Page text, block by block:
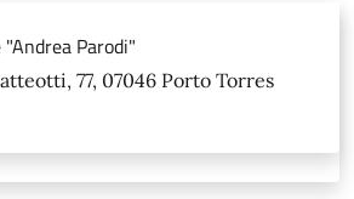
Parodi"
77, 07046 Porto Torres